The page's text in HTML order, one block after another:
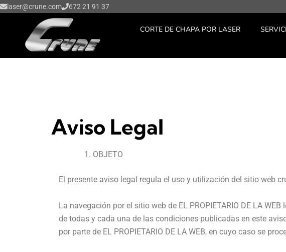
Ir
contenido
laser@crune.com 672 21 91 37
CORTE DE CHAPA POR LASER
Aviso Legal
OBJETO
El presente aviso legal regula el uso y utilización del sitio web
La navegación por el sitio web de EL PROPIETARIO DE LA
de todas y cada una de las condiciones publicadas en este
por parte de EL PROPIETARIO DE LA WEB, en cuyo caso se